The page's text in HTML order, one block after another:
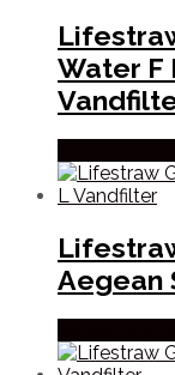
Water F
Aegean